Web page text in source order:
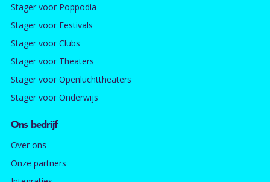
Stager voor Poppodia
Stager voor Festivals
Stager voor Clubs
Stager voor Theaters
Stager voor Openluchttheaters
Stager voor Onderwijs
Ons bedrijf
Over ons
Onze partners